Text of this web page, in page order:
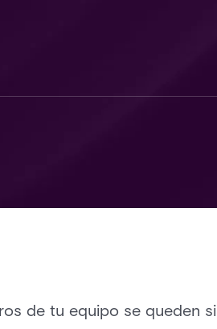
de tu equipo se queden